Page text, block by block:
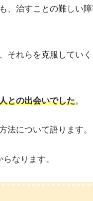
も、治すことの難しい
それらを克服してい
との出会いでした。
法について語ります。
なります。